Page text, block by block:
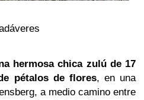
hermosa chica zulú de 17
pétalos de flores, en una
a medio camino entre